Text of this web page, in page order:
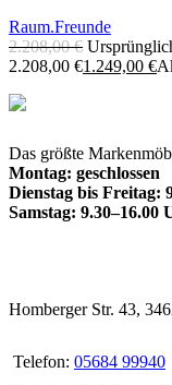
Raum.Freunde
2.208,00€
2.208,00 €1.249,00 €
Das größte
Montag: geschlossen
Dienstag bis Freitag:
Samstag: 9.30–16.00
Homberger Str. 43,
Telefon: 05684 99940